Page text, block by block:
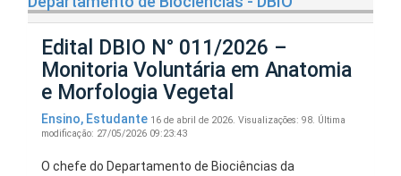
Edital DBIO N° 011/2026 –
Monitoria Voluntária em Anatomia
e Morfologia Vegetal
Ensino, Estudante 16 de abril de 2026. Visualizações: 98. Última
modificação: 27/05/2026 09:23:43
O chefe do Departamento de Biociências da